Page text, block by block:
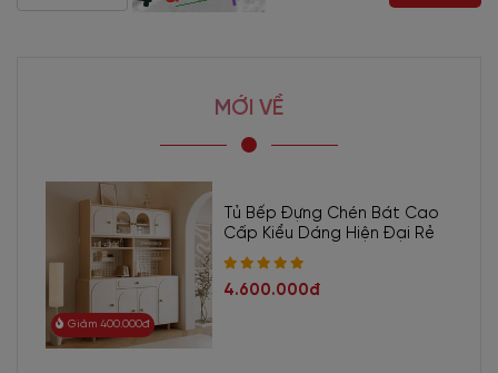
MỚI VỀ
Giảm 400.000đ
Tủ Bếp Đựng Chén Bát Cao
Cấp Kiểu Dáng Hiện Đại Rẻ
4.600.000đ